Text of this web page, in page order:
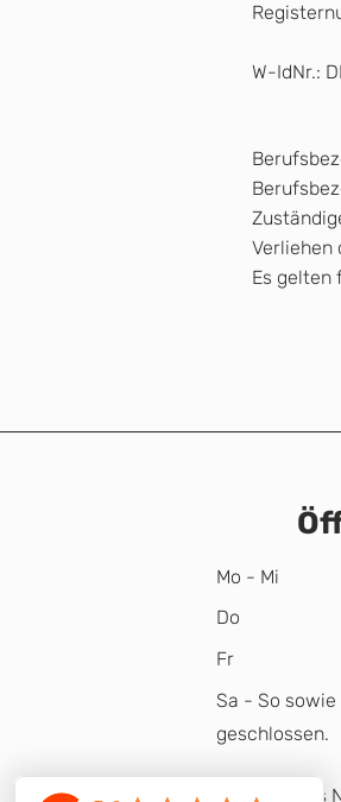
W-IdNr.:
Verliehen
Es gelten
Mo - Mi
Do
Fr
Sa - So
geschlossen.
Donnerstags